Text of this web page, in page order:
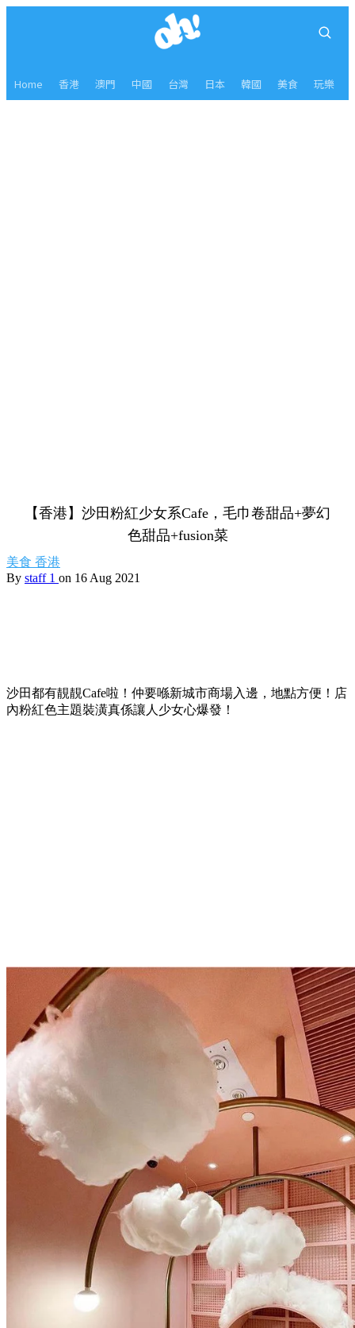
Home 香港 澳門 中國 台灣 日本 韓國 美食 玩樂
【香港】沙田粉紅少女系Cafe，毛巾卷甜品+夢幻
色甜品+fusion菜
美食 香港
By staff 1 on 16 Aug 2021
沙田都有靚靚Cafe啦！仲要喺新城市商場入邊，地點方便！店
內粉紅色主題裝潢真係讓人少女心爆發！